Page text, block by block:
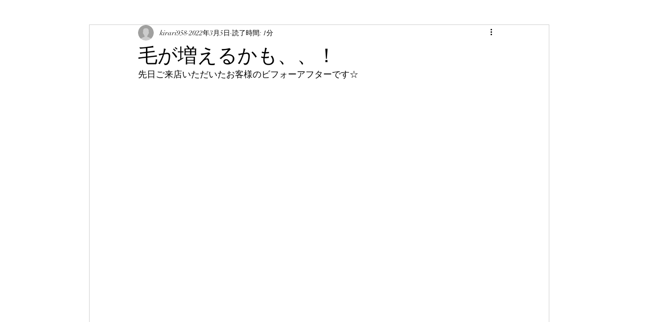
毛が増えるかも、、！
kirari958 2022年3月5日 読了時間: 1分
先日ご来店いただいたお客様のビフォーアフターです☆